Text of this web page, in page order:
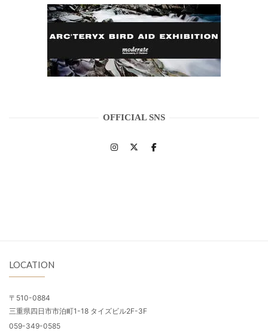
OFFICIAL SNS
LOCATION
〒510-0884
三重県四日市市泊町1-18 タイズビル2F-3F
059-349-0585